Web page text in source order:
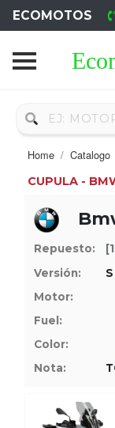
ECOMOTOS
Home
Usado
Campa
Motores
Nuevos
Motores
Usados
Formulario
Home Catalogo
CUPULA -
Repuesto:
Versión:
Motor:
Fuel:
Color:
Nota: